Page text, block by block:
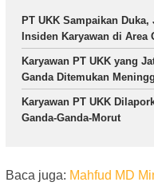
PT UKK Sampaikan
Insiden Karyawan di Area
Karyawan PT UKK yang
Ganda Ditemukan
Karyawan PT UKK
Ganda-Ganda-Morut
Baca juga: Mahfud MD